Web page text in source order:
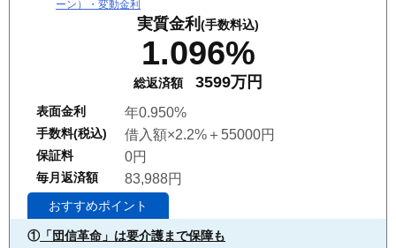
ーン）・変動金利
実質金利 (手数料込)
1.096%
総返済額 3599万円
表面金利 年0.950%
手数料(税込) 借入額×2.2%＋55000円
保証料 0円
毎月返済額 83,988円
おすすめポイント
①「団信革命」は要介護まで保障も